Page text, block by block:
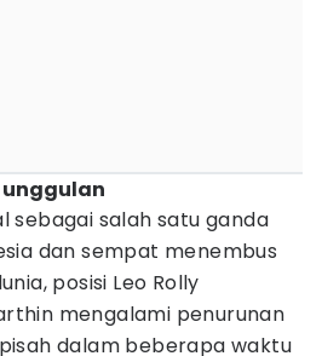
unggulan
sebagai salah satu ganda
dan sempat menembus
posisi Leo Rolly
mengalami penurunan
dalam beberapa waktu